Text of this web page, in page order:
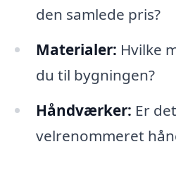
den samlede pris?
Materialer: Hvilke
du til bygningen?
Håndværker: Er
velrenommeret